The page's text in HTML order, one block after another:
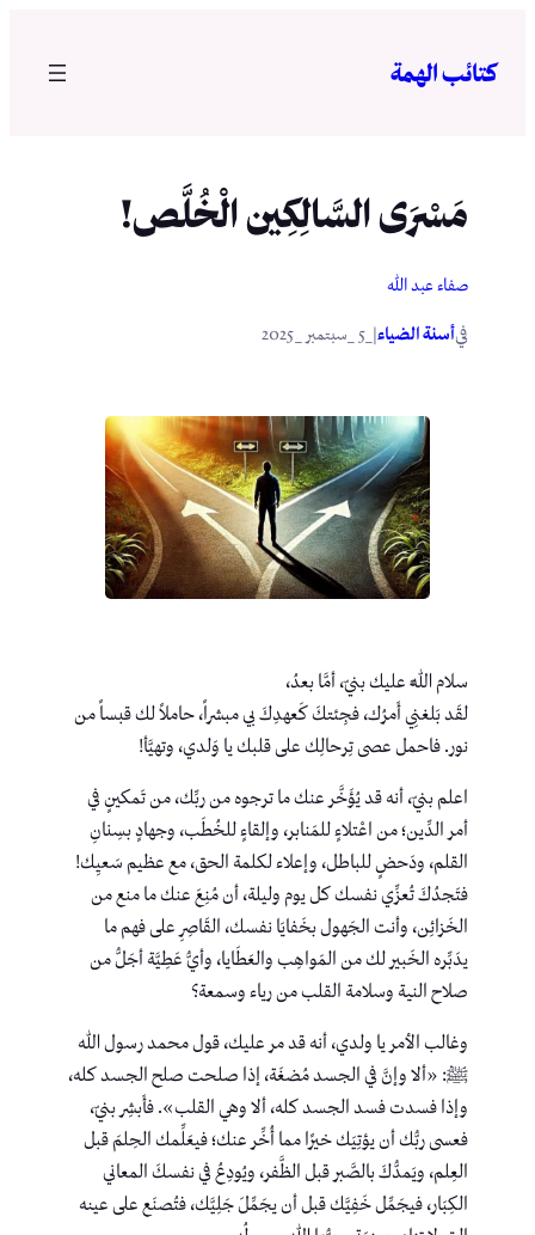
المحتوى
كتائب الهمة
مَسْرَى السَّالِكِين الْخُلَّص!
صفاء عبد الله
فيأسنة الضياء
سلام اللَّه عليك بنيّ، أمَّا بعدُ،
لقَد بَلغنِي أَمرُك، فجِئتكَ كَعهدِكَ بي مبشراً، حاملاً لك قبساً من
نور. فاحمل عصى تِرحالِك على قلبك يا وَلدي، وتهيَّأ!
اعلم بنيّ، أنه قد يُؤَخَّر عنك ما ترجوه من ربِّك، من تَمكينٍ في
أمر الدِّين؛ من اعْتلاءٍ للمَنابر، وإلقاءٍ للخُطَب، وجهادٍ بسِنانِ
القلم، ودَحضٍ للباطل، وإعلاء لكلمة الحق، مع عظيم سَعيِك!
فتَجدُكَ تُعزِّي نفسك كل يوم وليلة، أن مُنِعَ عنك ما منع من
الخَزائِن، وأنت الجَهول بخَفايَا نفسك، القَاصِرِ على فهم ما
يدَبِّره الخَبير لك من المَواهِب والعَطَايا، وأيُّ عَطِيَّة أجَلُّ من
صلاح النية وسلامة القلب من رياء وسمعة؟
وغالب الأمر يا ولدي، أنه قد مر عليك، قول محمد رسول الله
ﷺ: «ألا وإنَّ في الجسد مُضغَة، إذا صلحت صلح الجسد كله،
وإذا فسدت فسد الجسد كله، ألا وهي القلب». فأَبشِر بنيّ،
فعسى ربُّك أن يؤتِيَك خيرًا مما أُخِّر عنك؛ فيعَلِّمك الحِلمَ قبل
العِلم، ويَمدُّكَ بالصَّبر قبل الظَّفر، ويُودِعُ في نفسكَ المعاني
الكِبَار، فيجَمِّل خَفِيَّك قبل أن يجَمِّلَ جَلِيَّك، فتُصنَع على عينه